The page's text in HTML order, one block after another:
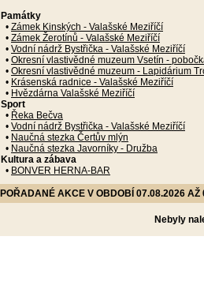
Památky
• Zámek Kinských - Valašské Meziříčí
• Zámek Žerotínů - Valašské Meziříčí
• Vodní nádrž Bystřička - Valašské Meziříčí
• Okresní vlastivědné muzeum Vsetín -
• Okresní vlastivědné muzeum - Lapidárium
• Krásenská radnice - Valašské Meziříčí
• Hvězdárna Valašské Meziříčí
Sport
• Řeka Bečva
• Vodní nádrž Bystřička - Valašské Meziříčí
• Naučná stezka Čertův mlýn
• Naučná stezka Javorníky - Družba
Kultura a zábava
• BONVER HERNA-BAR
POŘADANÉ AKCE V OBDOBÍ 07.08.2026 AŽ
Nebyly